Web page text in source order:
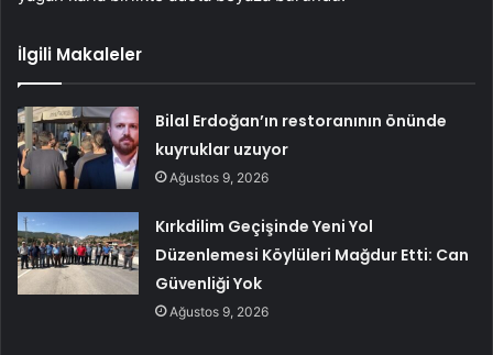
İlgili Makaleler
Bilal Erdoğan’ın restoranının önünde
kuyruklar uzuyor
Ağustos 9, 2026
Kırkdilim Geçişinde Yeni Yol
Düzenlemesi Köylüleri Mağdur Etti: Can
Güvenliği Yok
Ağustos 9, 2026